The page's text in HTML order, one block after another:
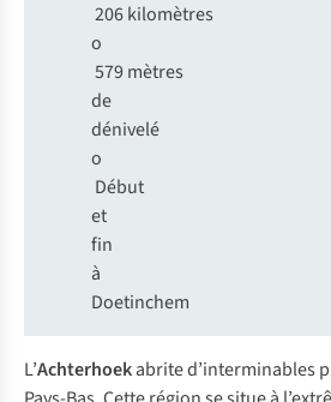
206 kilomètres
o
579 mètres
de
dénivelé
o
Début
et
fin
à
Doetinchem
L’Achterhoekabrite d’interminables